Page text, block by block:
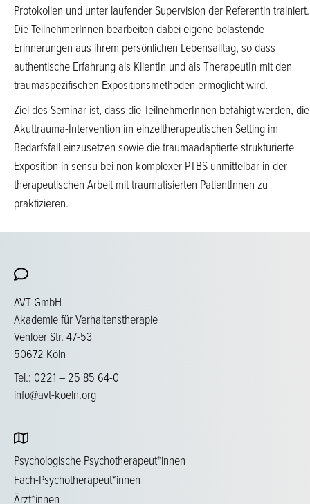
Protokollen und unter laufender Supervision der Referentin trainiert.
Die TeilnehmerInnen bearbeiten dabei eigene belastende
Erinnerungen aus ihrem persönlichen Lebensalltag, so dass
authentische Erfahrung als KlientIn und als TherapeutIn mit den
traumaspezifischen Expositionsmethoden ermöglicht wird.
Ziel des Seminar ist, dass die TeilnehmerInnen befähigt werden, die
Akuttrauma-Intervention im einzeltherapeutischen Setting im
Bedarfsfall einzusetzen sowie die traumaadaptierte strukturierte
Exposition in sensu bei non komplexer PTBS unmittelbar in der
therapeutischen Arbeit mit traumatisierten PatientInnen zu
praktizieren.
AVT GmbH
Akademie für Verhaltenstherapie
Venloer Str. 47-53
50672 Köln
Tel.: 0221 – 25 85 64-0
info@avt-koeln.org
Psychologische Psychotherapeut*innen
Fach-Psychotherapeut*innen
Ärzt*innen